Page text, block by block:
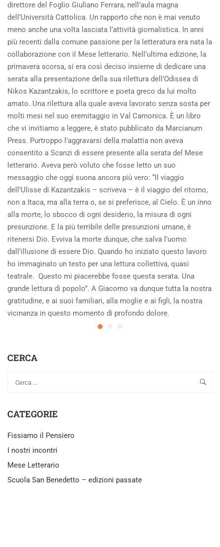
direttore del Foglio Giuliano Ferrara, nell’aula magna
dell’Università Cattolica. Un rapporto che non è mai venuto
meno anche una volta lasciata l’attività giornalistica. In anni
più recenti dalla comune passione per la letteratura era nata la
collaborazione con il Mese letterario. Nell’ultima edizione, la
primavera scorsa, si era così deciso insieme di dedicare una
serata alla presentazione della sua rilettura dell’Odissea di
Nikos Kazantzakis, lo scrittore e poeta greco da lui molto
amato. Una rilettura alla quale aveva lavorato senza sosta per
molti mesi nel suo eremitaggio in Val Camonica. È un libro
che vi invitiamo a leggere, è stato pubblicato da Marcianum
Press. Purtroppo l’aggravarsi della malattia non aveva
consentito a Scanzi di essere presente alla serata del Mese
letterario. Aveva però voluto che fosse letto un suo
messaggio che oggi suona ancora più vero: “Il viaggio
dell’Ulisse di Kazantzakis – scriveva – è il viaggio del ritorno,
non a Itaca, ma alla terra o, se si preferisce, al Cielo. È un inno
alla morte, lo sbocco di ogni desiderio, la misura di ogni
presunzione. E la più terribile delle presunzioni umane, è
ritenersi Dio. Evviva la morte dunque, che salva l’uomo
dall’illusione di essere Dio. Quando ho iniziato questo lavoro
ho immaginato un testo per una lettura collettiva, quasi
teatrale. Questo mi piacerebbe fosse questa serata. Una
grande lettura di popolo”. A Giacomo va dunque tutta la nostra
gratitudine, e ai suoi familiari, alla moglie e ai figli, la nostra
vicinanza in questo momento di profondo dolore.
CERCA
CATEGORIE
Fissiamo il Pensiero
I nostri incontri
Mese Letterario
Scuola San Benedetto – edizioni passate